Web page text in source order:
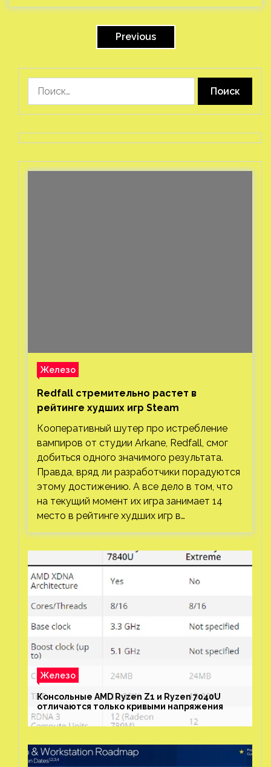
Пагинация
Previous
Железо
Redfall стремительно растет в
рейтинге худших игр Steam
Кооперативный шутер про истребление
вампиров от студии Arkane, Redfall, смог
добиться одного значимого результата.
Правда, вряд ли разработчики порадуются
этому достижению. А все дело в том, что
на текущий момент их игра занимает 14
место в рейтинге худших игр в…
Железо
Консольные AMD Ryzen Z1 и Ryzen 7040U
отличаются только кривыми напряжения